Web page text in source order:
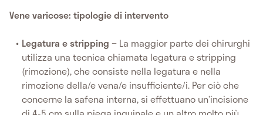
Vene varicose: tipologie di intervento
Legatura e stripping− La maggior parte dei chirurghi
utilizza una tecnica chiamata legatura e stripping
(rimozione), che consiste nella legatura e nella
rimozione della/e vena/e insufficiente/i. Per ciò che
concerne la safena interna, si effettuano un’incisione